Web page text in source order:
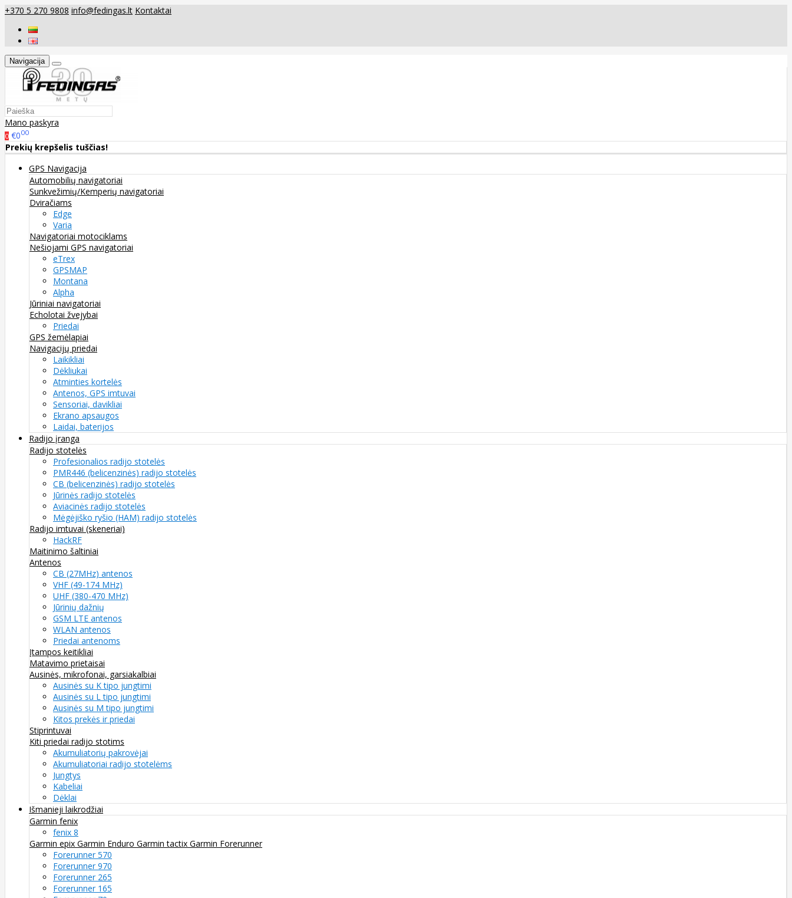
+370 5 270 9808 info@fedingas.lt Kontaktai
Navigacija
Mano paskyra
0 €000
Prekių krepšelis tuščias!
GPS Navigacija
Automobilių navigatoriai
Sunkvežimių/Kemperių navigatoriai
Dviračiams
Edge
Varia
Navigatoriai motociklams
Nešiojami GPS navigatoriai
eTrex
GPSMAP
Montana
Alpha
Jūriniai navigatoriai
Echolotai žvejybai
Priedai
GPS žemėlapiai
Navigacijų priedai
Laikikliai
Dėkliukai
Atminties kortelės
Antenos, GPS imtuvai
Sensoriai, davikliai
Ekrano apsaugos
Laidai, baterijos
Radijo įranga
Radijo stotelės
Profesionalios radijo stotelės
PMR446 (belicenzinės) radijo stotelės
CB (belicenzinės) radijo stotelės
Jūrinės radijo stotelės
Aviacinės radijo stotelės
Mėgėjiško ryšio (HAM) radijo stotelės
Radijo imtuvai (skeneriai)
HackRF
Maitinimo šaltiniai
Antenos
CB (27MHz) antenos
VHF (49-174 MHz)
UHF (380-470 MHz)
Jūrinių dažnių
GSM LTE antenos
WLAN antenos
Priedai antenoms
Įtampos keitikliai
Matavimo prietaisai
Ausinės, mikrofonai, garsiakalbiai
Ausinės su K tipo jungtimi
Ausinės su L tipo jungtimi
Ausinės su M tipo jungtimi
Kitos prekės ir priedai
Stiprintuvai
Kiti priedai radijo stotims
Akumuliatorių pakrovėjai
Akumuliatoriai radijo stotelėms
Jungtys
Kabeliai
Dėklai
Išmanieji laikrodžiai
Garmin fenix
fenix 8
Garmin epix Garmin Enduro Garmin tactix Garmin Forerunner
Forerunner 570
Forerunner 970
Forerunner 265
Forerunner 165